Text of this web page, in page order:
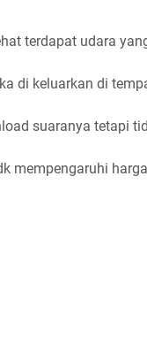
terdapat udara
di keluarkan di
suaranya tetapi
mempengaruhi